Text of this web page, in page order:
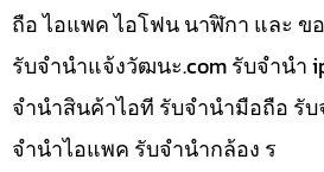
ถือ ไอแพค ไอโฟน นาฬิกา และ ข
รับจํานําแจ้งวัฒนะ.com รับจำนำ
จำนำสินค้าไอที รับจำนำมือถือ รั
จำนำไอแพค รับจำนำกล้อง ร